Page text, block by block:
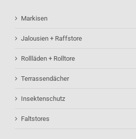
Markisen
Jalousien + Raffstore
Rollläden + Rolltore
Terrassendächer
Insektenschutz
Faltstores